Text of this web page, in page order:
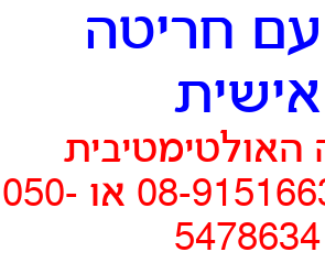
חריטה
אישית
להזמנות 08-9151663 או 050-
5478634